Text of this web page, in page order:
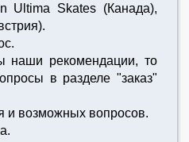
Ultima Skates (Канада),
наши рекомендации, то
в разделе "заказ"
возможных вопросов.